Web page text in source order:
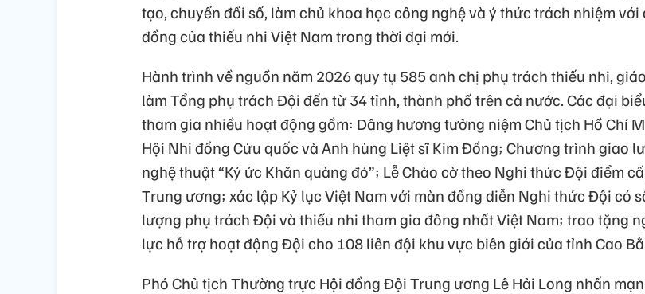
tạo, chuyển đổi số, làm chủ khoa học công nghệ và ý thức trách nhiệm với
đồng của thiếu nhi Việt Nam trong thời đại mới.
Hành trình về nguồn năm 2026 quy tụ 585 anh chị phụ trách thiếu nhi,
làm Tổng phụ trách Đội đến từ 34 tỉnh, thành phố trên cả nước. Các đại
tham gia nhiều hoạt động gồm: Dâng hương tưởng niệm Chủ tịch Hồ Chí
Hội Nhi đồng Cứu quốc và Anh hùng Liệt sĩ Kim Đồng; Chương trình giao
nghệ thuật “Ký ức Khăn quàng đỏ”; Lễ Chào cờ theo Nghi thức Đội điểm
Trung ương; xác lập Kỷ lục Việt Nam với màn đồng diễn Nghi thức Đội có
lượng phụ trách Đội và thiếu nhi tham gia đông nhất Việt Nam; trao tặng
lực hỗ trợ hoạt động Đội cho 108 liên đội khu vực biên giới của tỉnh Cao
Phó Chủ tịch Thường trực Hội đồng Đội Trung ương Lê Hải Long nhấn